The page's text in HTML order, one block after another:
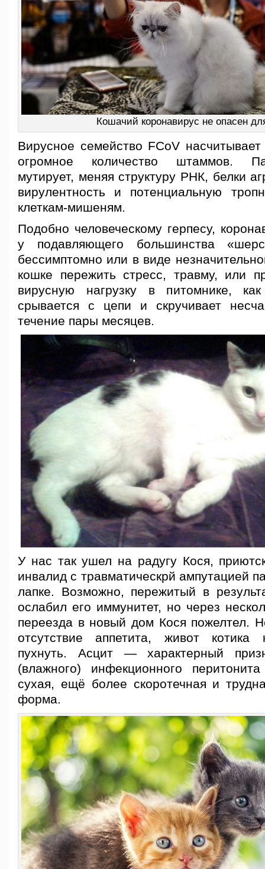
Кошачий коронавирус не опасен
Вирусное семейство FCoV
огромное количество штаммов.
мутирует, меняя структуру РНК, белки
вирулентность и потенциальную
клеткам-мишеням.
Подобно человеческому герпесу,
у подавляющего большинства
бессимптомно или в виде
кошке пережить стресс, травму, или
вирусную нагрузку в питомнике,
срывается с цепи и скручивает
течение пары месяцев.
У нас так ушел на радугу Кося,
инвалид с травматическрй ампутацией
лапке. Возможно, пережитый в
ослабил его иммунитет, но через
переезда в новый дом Кося пожелтел.
отсутствие аппетита, живот котика
пухнуть. Асцит — характерный
(влажного) инфекционного
сухая, ещё более скоротечная и
форма.